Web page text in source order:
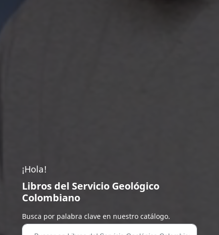
¡Hola!
Libros del Servicio Geológico
Colombiano
Busca por palabra clave en nuestro catálogo.